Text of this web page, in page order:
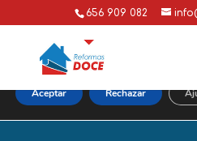
656 909 082
Utilizamos cookies para ofrecerte
Puedes aprender más sobre qué
desactivarlas en los
Aceptar Rechazar